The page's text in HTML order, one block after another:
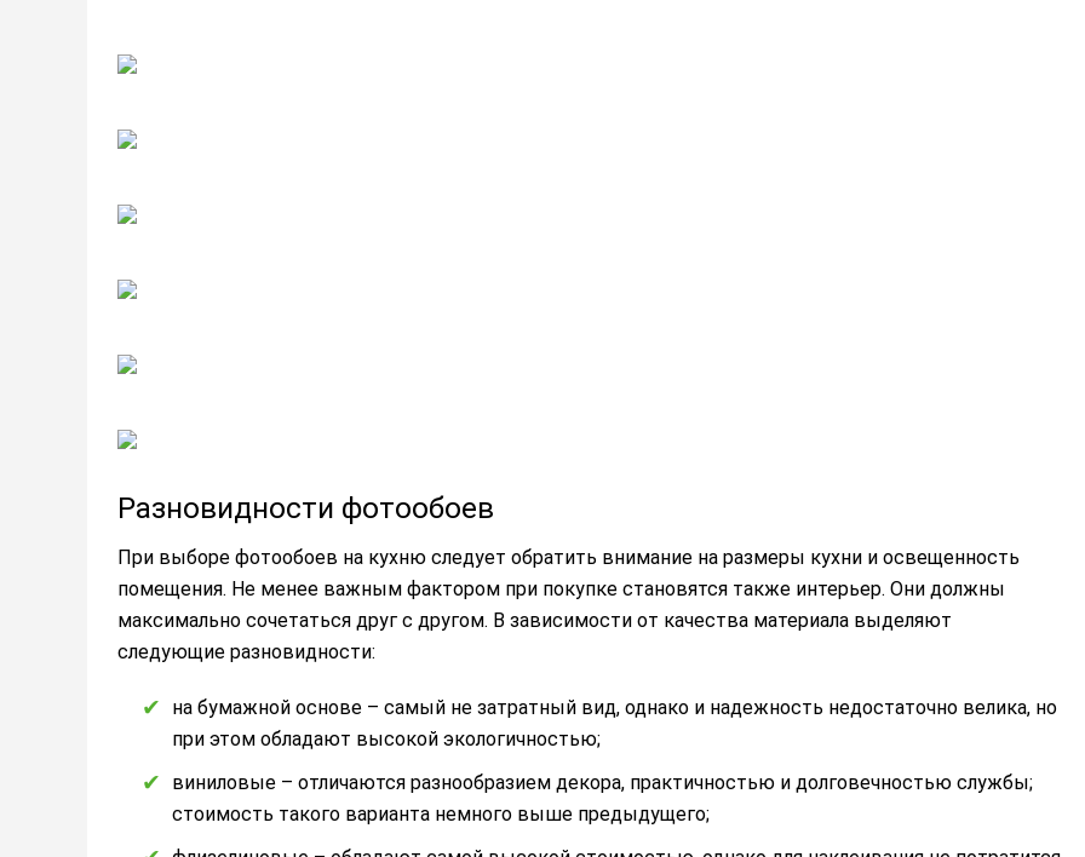
Разновидности фотообоев
При выборе фотообоев на кухню следует обратить внимание на размеры кухни и освещенность
помещения. Не менее важным фактором при покупке становятся также интерьер. Они должны
максимально сочетаться друг с другом. В зависимости от качества материала выделяют
следующие разновидности:
на бумажной основе – самый не затратный вид, однако и надежность недостаточно велика, но
при этом обладают высокой экологичностью;
виниловые – отличаются разнообразием декора, практичностью и долговечностью службы;
стоимость такого варианта немного выше предыдущего;